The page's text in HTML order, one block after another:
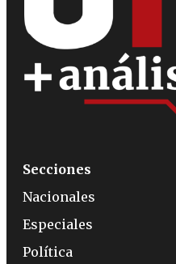
Secciones
Nacionales
Especiales
Política